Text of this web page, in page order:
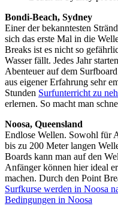
Bondi-Beach, Sydney
Einer der bekanntesten
sich das erste Mal in die
Breaks ist es nicht so
Wasser fällt. Jedes Jahr
Abenteuer auf dem
aus eigener Erfahrung sehr
Stunden Surfunterricht zu
erlernen. So macht man
Noosa, Queensland
Endlose Wellen. Sowohl für
bis zu 200 Meter langen
Boards kann man auf den
Anfänger können hier ideal
machen. Durch den Point
Surfkurse werden in Noosa
Bedingungen in Noosa